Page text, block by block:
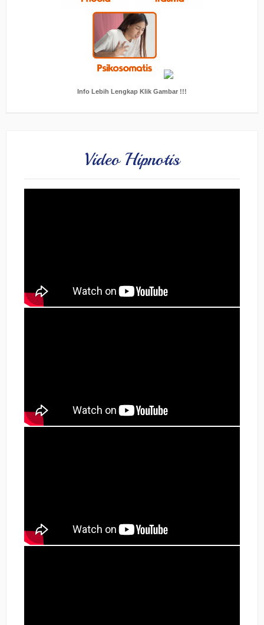
Info Lebih Lengkap Klik Gambar !!!
Video Hipnotis